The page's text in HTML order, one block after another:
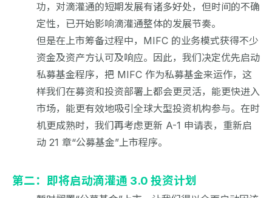
功，对滴灌通的短期发展有诸多好处，但时间的不确
定性，已开始影响滴灌通整体的发展节奏。
但是在上市筹备过程中，MIFC 的业务模式获得不少
资金及资产方认可及响应。因此，我们决定优先启动
私募基金程序，把 MIFC 作为私募基金来运作，这
样我们在募资和投资部署上都会更灵活，能更快进入
市场，能更有效地吸引全球大型投资机构参与。在时
机更成熟时，我们再考虑更新 A-1 申请表，重新启
动 21 章“公募基金”上市程序。
第二：即将启动滴灌通 3.0 投资计划